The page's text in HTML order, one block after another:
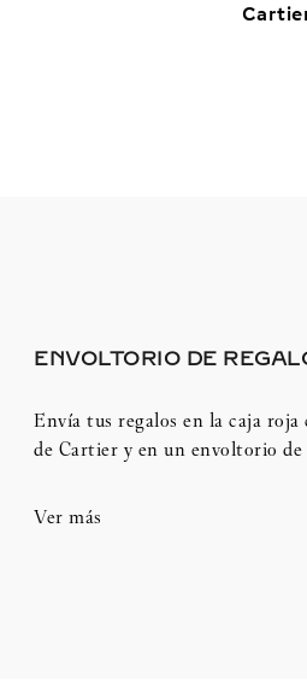
ENVOLTORIO DE
Envía tus regalos en la caja
de Cartier y en un envoltorio de
Ver más